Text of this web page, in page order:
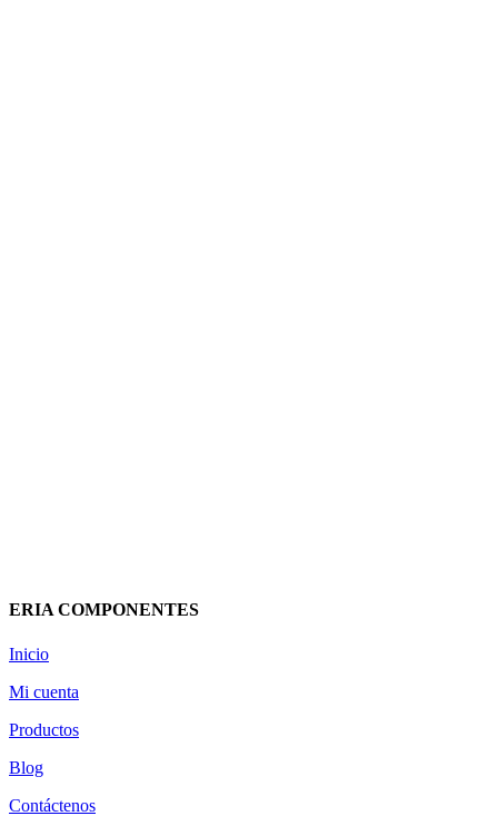
ERIA COMPONENTES
Inicio
Mi cuenta
Productos
Blog
Contáctenos